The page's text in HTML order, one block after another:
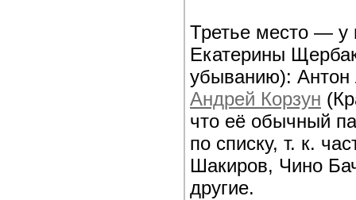
Третье место — у
Екатерины
убыванию):
Андрей Корзун
что её обычный
по списку, т. к.
Шакиров, Чино
другие.